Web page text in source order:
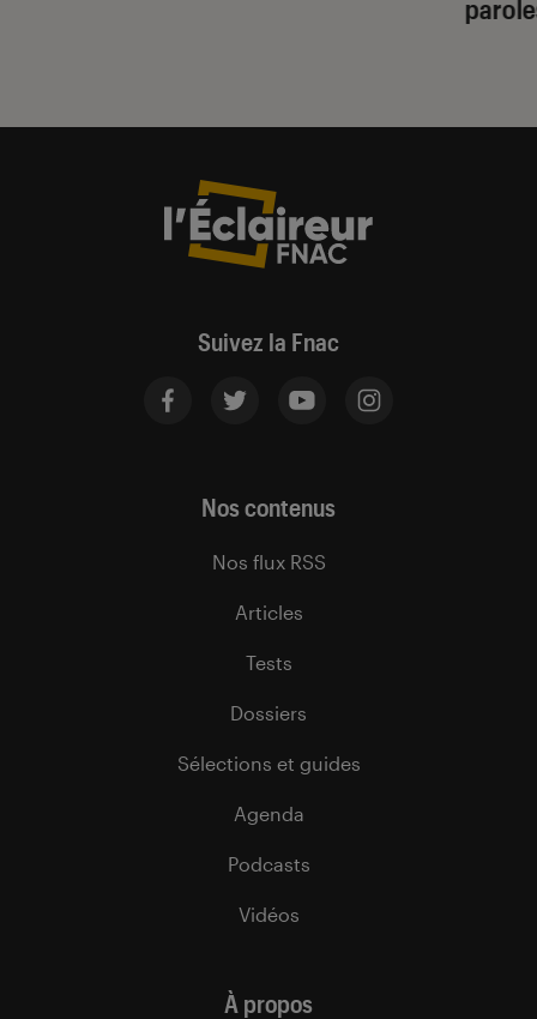
Suivez la Fnac
Nos contenus
Nos flux RSS
Articles
Tests
Dossiers
Sélections et guides
Agenda
Podcasts
Vidéos
À propos